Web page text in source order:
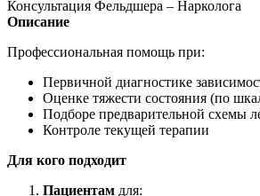
Консультация Фельдшера – Нарколога
Описание
Профессиональная помощь при:
Первичной диагностике
Оценке тяжести состояния (по
Подборе предварительной схемы
Контроле текущей терапии
Для кого подходит
Пациентам для: